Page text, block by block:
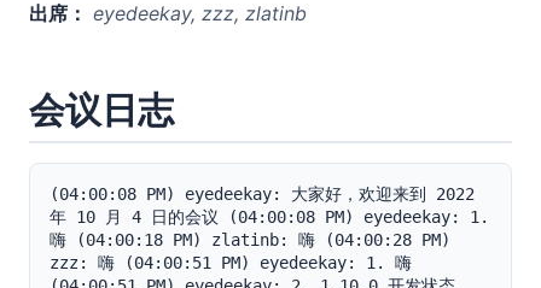
出席： eyedeekay, zzz, zlatinb
会议日志
(04:00:08 PM) eyedeekay: 大家好，欢迎来到 2022
年 10 月 4 日的会议 (04:00:08 PM) eyedeekay: 1.
嗨 (04:00:18 PM) zlatinb: 嗨 (04:00:28 PM)
zzz: 嗨 (04:00:51 PM) eyedeekay: 1. 嗨